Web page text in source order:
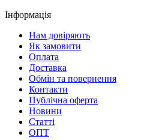
Інформація
Нам довіряють
Як замовити
Оплата
Доставка
Обмін та повернення
Контакти
Публічна оферта
Новини
Статті
ОПТ